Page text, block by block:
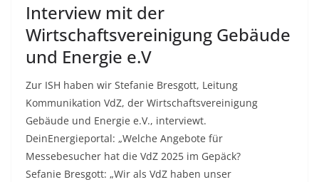
Interview mit der
Wirtschaftsvereinigung Gebäude
und Energie e.V
Zur ISH haben wir Stefanie Bresgott, Leitung
Kommunikation VdZ, der Wirtschaftsvereinigung
Gebäude und Energie e.V., interviewt.
DeinEnergieportal: „Welche Angebote für
Messebesucher hat die VdZ 2025 im Gepäck?
Sefanie Bresgott: „Wir als VdZ haben unser